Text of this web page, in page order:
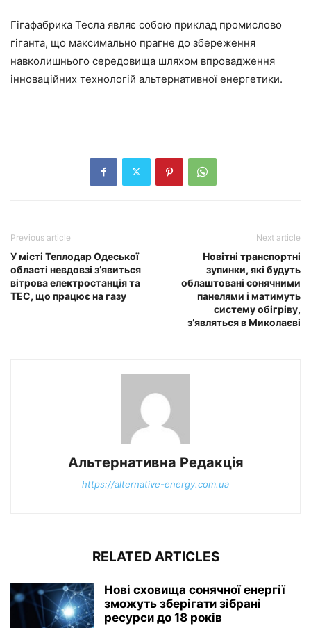
Гігафабрика Тесла являє собою приклад промислово
гіганта, що максимально прагне до збереження
навколишнього середовища шляхом впровадження
інноваційних технологій альтернативної енергетики.
Previous article
У місті Теплодар Одеської
області невдовзі з’явиться
вітрова електростанція та
ТЕС, що працює на газу
Next article
Новітні транспортні
зупинки, які будуть
облаштовані сонячними
панелями і матимуть
систему обігріву,
з’являться в Миколаєві
Альтернативна Редакція
https://alternative-energy.com.ua
RELATED ARTICLES
Нові сховища сонячної енергії
зможуть зберігати зібрані
ресурси до 18 років